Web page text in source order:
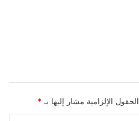
الحقول الإلزامية مشار إليها بـ *